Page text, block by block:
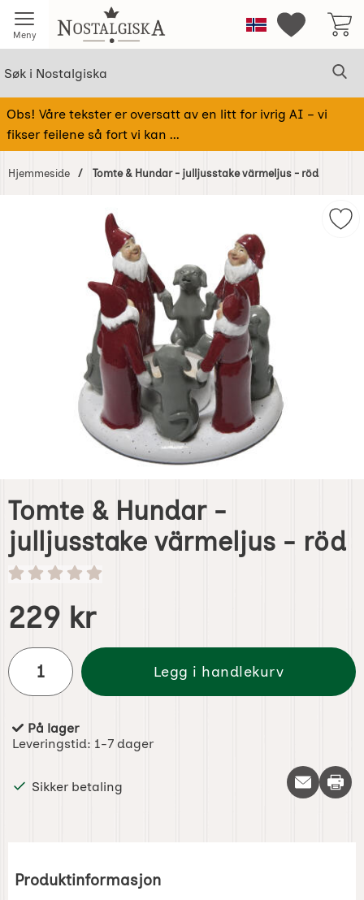
Meny Startsiden for NostalgiskaNorge Mine
Obs! Våre tekster er oversatt av en litt for ivrig AI – vi
fikser feilene så fort vi kan ...
Hjemmeside Tomte & Hundar - julljusstake värmeljus - röd
Tomte & Hundar -
julljusstake värmeljus - röd
Handle dette produktet, Tomte & Hundar - julljusstake
pris
229 kr
antall
Legg i handlekurv
Produkttilgjengelighet:
På lager
Leveringstid: 1-7 dager
Sikker betaling Skriv
Produktinformasjon